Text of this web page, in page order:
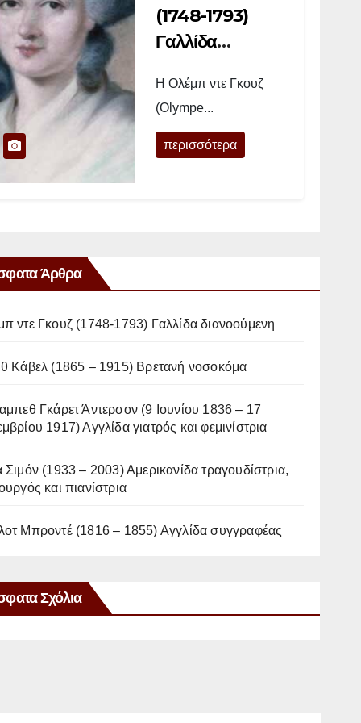
(1748-1793)
Γαλλίδα
Η Ολέμπ ντε Γκουζ
(Olympe...
περισσότερα
Άρθρα
ντε Γκουζ (1748-1793) Γαλλίδα διανοούμενη
Κάβελ (1865 – 1915) Βρετανή νοσοκόμα
Γκάρετ Άντερσον (9 Ιουνίου 1836 – 17
1917) Αγγλίδα γιατρός και φεμινίστρια
Σιμόν (1933 – 2003) Αμερικανίδα τραγουδίστρια,
και πιανίστρια
Μπροντέ (1816 – 1855) Αγγλίδα συγγραφέας
Σχόλια